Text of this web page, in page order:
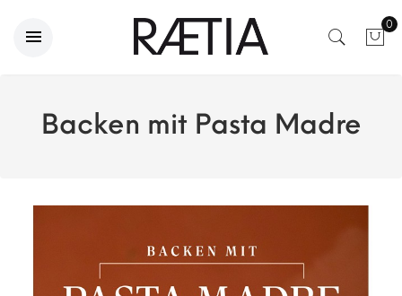
0
Backen mit Pasta Madre